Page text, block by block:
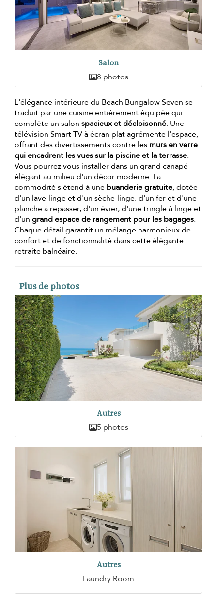
Salon
8 photos
L'élégance intérieure du Beach Bungalow Seven se
traduit par une cuisine entièrement équipée qui
complète un salon spacieux et décloisonné. Une
télévision Smart TV à écran plat agrémente l'espace,
offrant des divertissements contre les murs en verre
qui encadrent les vues sur la piscine et la terrasse.
Vous pourrez vous installer dans un grand canapé
élégant au milieu d'un décor moderne. La
commodité s'étend à une buanderie gratuite, dotée
d'un lave-linge et d'un sèche-linge, d'un fer et d'une
planche à repasser, d'un évier, d'une tringle à linge et
d'un grand espace de rangement pour les bagages.
Chaque détail garantit un mélange harmonieux de
confort et de fonctionnalité dans cette élégante
retraite balnéaire.
Plus de photos
Autres
5 photos
Autres
Laundry Room